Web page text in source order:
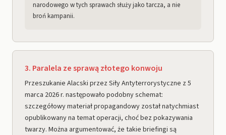
narodowego w tych sprawach służy jako tarcza, a nie
broń kampanii.
3. Paralela ze sprawą złotego konwoju
Przeszukanie Alacski przez Siły Antyterrorystyczne z 5
marca 2026 r. następowało podobny schemat:
szczegółowy materiał propagandowy został natychmiast
opublikowany na temat operacji, choć bez pokazywania
twarzy. Można argumentować, że takie briefingi są